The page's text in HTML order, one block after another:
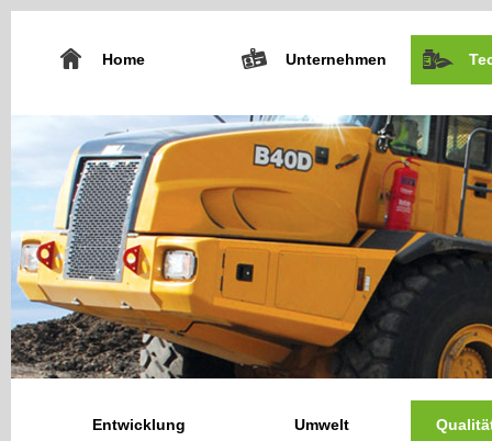
Home Unternehmen
Entwicklung Umwelt